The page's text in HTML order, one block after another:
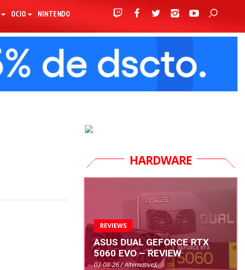
OCIO NINTENDO
HARDWARE
REVIEWS
ASUS DUAL GEFORCE RTX
5060 EVO – REVIEW
03-08-26 / AlternativeX